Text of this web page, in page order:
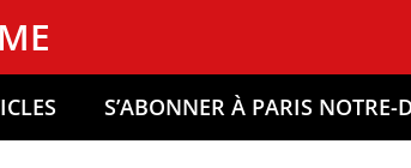
S’ABONNER À PARIS NOTRE-